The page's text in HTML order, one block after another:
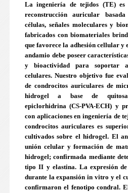
La ingeniería de tejidos (TE)
reconstrucción auricular
células, señales moleculares y
fabricados con biomateriales
que favorece la adhesión cellular y
andamio debe poseer
y bioactividad para soportar
celulares. Nuestro objetivo fue
de condrocitos auriculares de
hidrogel a base de
epiclorhidrina (CS-PVA-ECH) y
con aplicaciones en ingeniería de
condrocitos auriculares es
cultivados sobre el hidrogel. El
unión celular y formación de
hidrogel; confirmada mediante
tipo II y elastina. La expresión de
durante la expansión in vitro y el
confirmaron el fenotipo condral.